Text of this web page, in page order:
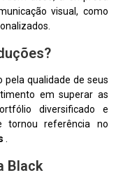
visual, como
pela qualidade de seus
em superar as
diversificado e
tornou referência no
.
Black